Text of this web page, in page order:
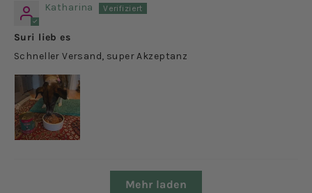
Katharina
Suri lieb es
Schneller Versand, super Akzeptanz
Mehr laden